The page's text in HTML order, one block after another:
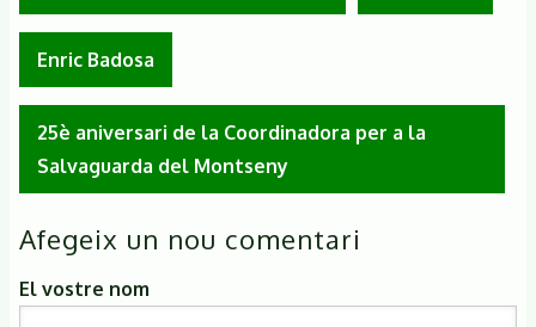
Enric Badosa
25è aniversari de la Coordinadora per a la
Salvaguarda del Montseny
Afegeix un nou comentari
El vostre nom